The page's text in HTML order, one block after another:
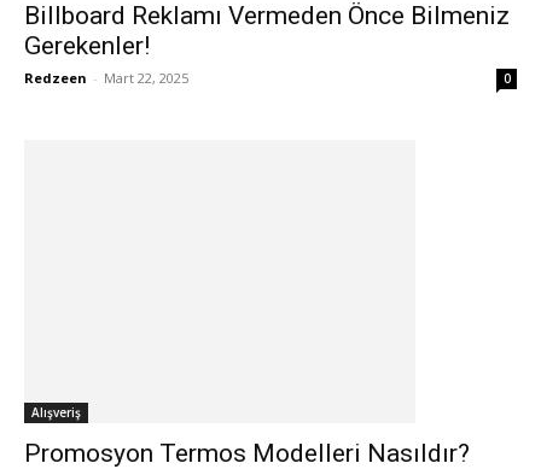
Billboard Reklamı Vermeden Önce Bilmeniz
Gerekenler!
Redzeen - Mart 22, 2025 0
Alışveriş
Promosyon Termos Modelleri Nasıldır?